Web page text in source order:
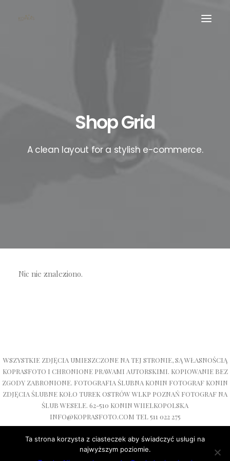
Shop Grid
A clean layout for a stylish e-commerce.
Nic nie znaleziono.
WSZYSTKIE ZDJĘCIA UMIESZCZONE NA TEJ STRONIE, SĄ WŁASNOŚCIĄ
KOPRASFOTO I CHRONIONE PRAWAMI AUTORSKIMI. KOPIOWANIE BEZ
ZGODY ZABRONIONE. FOTOGRAFIA ŚLUBNA KONIN FOTOGRAF KONIN
ZDJĘCIA ŚLUBNE KOŁO TUREK OSTRÓW WLKP POZNAŃ FOTOGRAF NA
ŚLUB WESELE. 62-510 KONIN WIIELKOPOLSKA
INFO@KOPRASFOTO.COM TEL 511 022 275
Ta strona korzysta z ciasteczek aby świadczyć usługi na
najwyższym poziomie.